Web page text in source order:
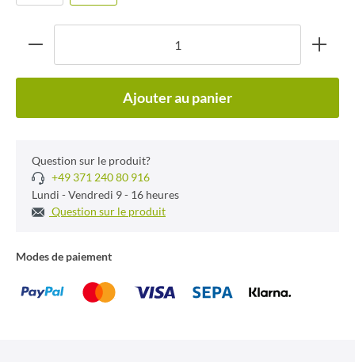
Ajouter au panier
Question sur le produit?
+49 371 240 80 916
Lundi - Vendredi 9 - 16 heures
Question sur le produit
Modes de paiement